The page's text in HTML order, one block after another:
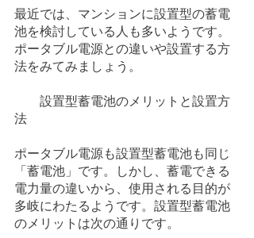
最近では、マンションに設置型の蓄電
池を検討している人も多いようです。
ポータブル電源との違いや設置する方
法をみてみましょう。
設置型蓄電池のメリットと設置方
法
ポータブル電源も設置型蓄電池も同じ
「蓄電池」です。しかし、蓄電できる
電力量の違いから、使用される目的が
多岐にわたるようです。設置型蓄電池
のメリットは次の通りです。